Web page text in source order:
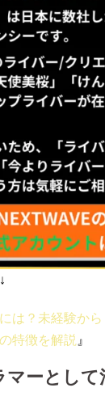
は？未経験か
特徴を解説 』
ーとして